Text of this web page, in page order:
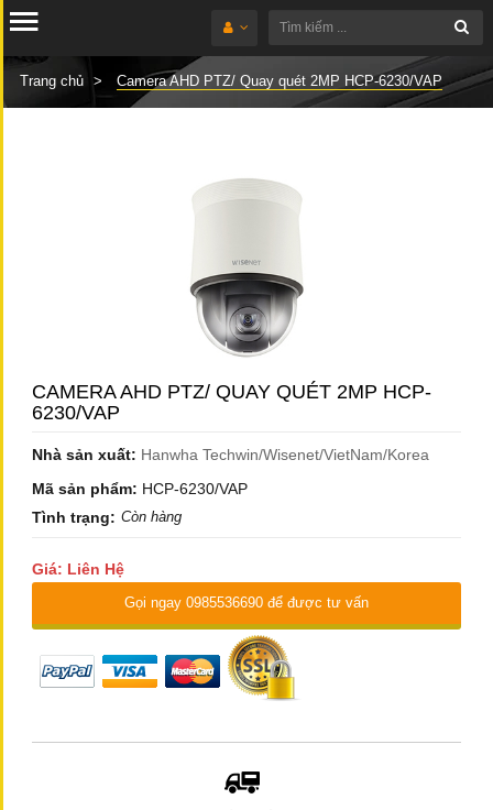
Trang chủ Camera AHD PTZ/ Quay quét 2MP HCP-6230/VAP
CAMERA AHD PTZ/ QUAY QUÉT 2MP HCP-
6230/VAP
Nhà sản xuất: Hanwha Techwin/Wisenet/VietNam/Korea
Mã sản phẩm: HCP-6230/VAP
Tình trạng: Còn hàng
Giá: Liên Hệ
Gọi ngay 0985536690 để được tư vấn